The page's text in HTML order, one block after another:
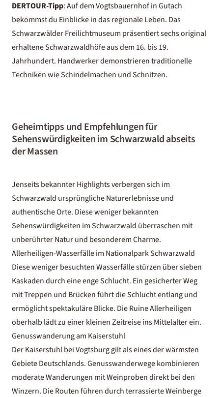
DERTOUR-Tipp: Auf dem Vogtsbauernhof in Gutach
bekommst du Einblicke in das regionale Leben. Das
Schwarzwälder Freilichtmuseum präsentiert sechs original
erhaltene Schwarzwaldhöfe aus dem 16. bis 19.
Jahrhundert. Handwerker demonstrieren traditionelle
Techniken wie Schindelmachen und Schnitzen.
Geheimtipps und Empfehlungen für
Sehenswürdigkeiten im Schwarzwald abseits
der Massen
Jenseits bekannter Highlights verbergen sich im
Schwarzwald ursprüngliche Naturerlebnisse und
authentische Orte. Diese weniger bekannten
Sehenswürdigkeiten im Schwarzwald überraschen mit
unberührter Natur und besonderem Charme.
Allerheiligen-Wasserfälle im Nationalpark Schwarzwald
Diese weniger besuchten Wasserfälle stürzen über sieben
Kaskaden durch eine enge Schlucht. Ein gesicherter Weg
mit Treppen und Brücken führt die Schlucht entlang und
ermöglicht spektakuläre Blicke. Die Ruine Allerheiligen
oberhalb lädt zu einer kleinen Zeitreise ins Mittelalter ein.
Genusswanderung am Kaiserstuhl
Der Kaiserstuhl bei Vogtsburg gilt als eines der wärmsten
Gebiete Deutschlands. Genusswanderwege kombinieren
moderate Wanderungen mit Weinproben direkt bei den
Winzern. Die Routen führen durch terrassierte Weinberge